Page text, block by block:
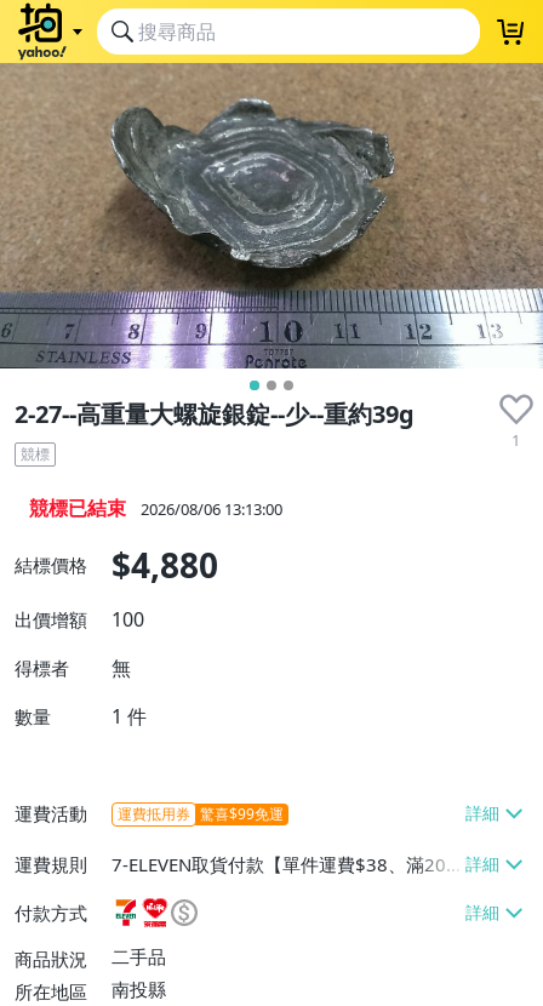
2-27--高重量大螺旋銀錠--少--重約39g
1
競標
競標已結束 2026/08/06 13:13:00
結標價格 $4,880
出價增額 100
得標者 無
數量 1 件
運費活動 運費抵用券 驚喜$99免運
運費規則
7-ELEVEN取貨付款【單件運費$38、滿20
件或消費滿$20000免運費】、萊爾富取貨
付款【單件運費$60、滿20件或消費滿$20
000免運費】、郵局掛號【單件運費$40、
滿20件或消費滿$20000免運費】
付款方式
商品狀況
二手品
所在地區
南投縣